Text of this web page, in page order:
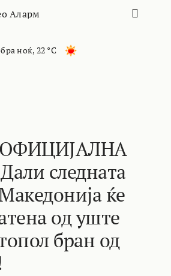
Toggle
ноќ, 22 °C
следната
ќе
од уште
бран од